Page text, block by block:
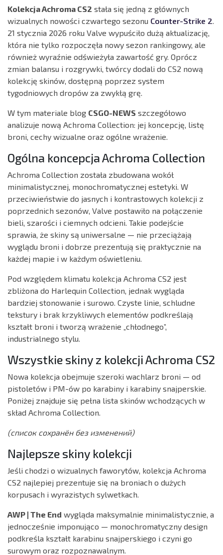
Kolekcja Achroma CS2 stała się jedną z głównych
wizualnych nowości czwartego sezonu Counter-Strike 2.
21 stycznia 2026 roku Valve wypuściło dużą aktualizację,
która nie tylko rozpoczęła nowy sezon rankingowy, ale
również wyraźnie odświeżyła zawartość gry. Oprócz
zmian balansu i rozgrywki, twórcy dodali do CS2 nową
kolekcję skinów, dostępną poprzez system
tygodniowych dropów za zwykłą grę.
W tym materiale blog CSGO-NEWS szczegółowo
analizuje nową Achroma Collection: jej koncepcję, listę
broni, cechy wizualne oraz ogólne wrażenie.
Ogólna koncepcja Achroma Collection
Achroma Collection została zbudowana wokół
minimalistycznej, monochromatycznej estetyki. W
przeciwieństwie do jasnych i kontrastowych kolekcji z
poprzednich sezonów, Valve postawiło na połączenie
bieli, szarości i ciemnych odcieni. Takie podejście
sprawia, że skiny są uniwersalne — nie przeciążają
wyglądu broni i dobrze prezentują się praktycznie na
każdej mapie i w każdym oświetleniu.
Pod względem klimatu kolekcja Achroma CS2 jest
zbliżona do Harlequin Collection, jednak wygląda
bardziej stonowanie i surowo. Czyste linie, schludne
tekstury i brak krzykliwych elementów podkreślają
kształt broni i tworzą wrażenie „chłodnego”,
industrialnego stylu.
Wszystkie skiny z kolekcji Achroma CS2
Nowa kolekcja obejmuje szeroki wachlarz broni — od
pistoletów i PM-ów po karabiny i karabiny snajperskie.
Poniżej znajduje się pełna lista skinów wchodzących w
skład Achroma Collection.
(список сохранён без изменений)
Najlepsze skiny kolekcji
Jeśli chodzi o wizualnych faworytów, kolekcja Achroma
CS2 najlepiej prezentuje się na broniach o dużych
korpusach i wyrazistych sylwetkach.
AWP | The End wygląda maksymalnie minimalistycznie, a
jednocześnie imponująco — monochromatyczny design
podkreśla kształt karabinu snajperskiego i czyni go
surowym oraz rozpoznawalnym.